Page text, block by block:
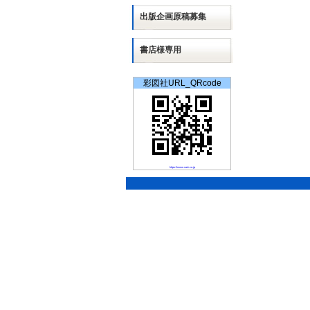
出版企画原稿募集
書店様専用
彩図社URL_QRcode
https://www.saiz.co.jp